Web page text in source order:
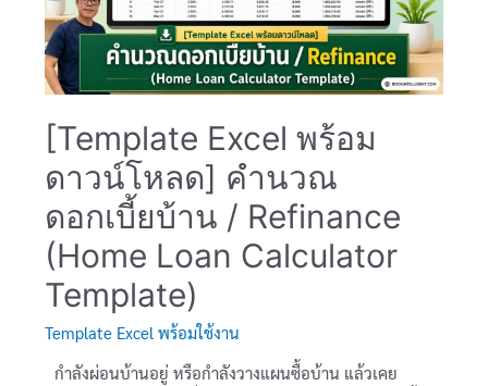
วัน
สำคัญ
Dynamic
Holiday
and
Event
Calendar
Excel
[Template Excel พร้อม
ดาวน์โหลด] คำนวณ
ดอกเบี้ยบ้าน / Refinance
(Home Loan Calculator
Template)
Template Excel พร้อมใช้งาน
กำลังผ่อนบ้านอยู่ หรือกำลังวางแผนซื้อบ้าน แล้วเคย